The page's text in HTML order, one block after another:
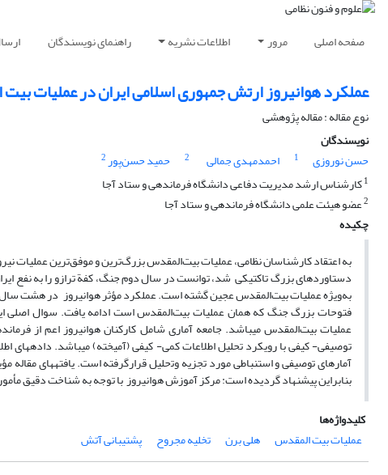
صفحه اصلی مرور اطلاعات نشریه راهنمای نویسندگان
عملکرد هوانیروز ارتش جمهوری اسلامی ایران در عملیات
نوع مقاله : مقاله پژوهشی
نویسندگان
حسن نوروزی
1 احمدمهدی جمالی 2 حمید حسن‌پور2
1کارشناس ارشد مدیریت دفاعی دانشگاه فرماندهی و ستاد آجا
2عضو هیئت علمی دانشگاه فرماندهی و ستاد آجا
چکیده
دستاوردهای بزرگ تاکتیکی شد، توانست در سال دوم جنگ، کفة ترازو را به نفع
به‌ویژه عملیات بیت‌المقدس عجین گشته است. عملکرد مؤثر هوانیروز در هشت سال
فتوحات بزرگ جنگ که همان عملیات بیت‌المقدس است ادامه یافت. سوال اصلی
عملیات بیت‌المقدس می­باشد. جامعه آماری شامل کارکنان هوانیروز اعم از
توصیفی- کیفی با رویکرد تحلیل اطلاعات کمی- کیفی (آمیخته) می­باشد. داده­های
آمارهای ﺗوصیفی و استنباطی مورد تجزیه وﺗحلیل قرارگرفته است. یافته­های
بنابراین پیشنهاد گردیده است: مرکز آموزش هوانیروز با توجه به شناخت دقیق
کلیدواژه‌ها
عملیات بیت المقدس
هلی برن تخلیه مجروح پشتیبانی آتش